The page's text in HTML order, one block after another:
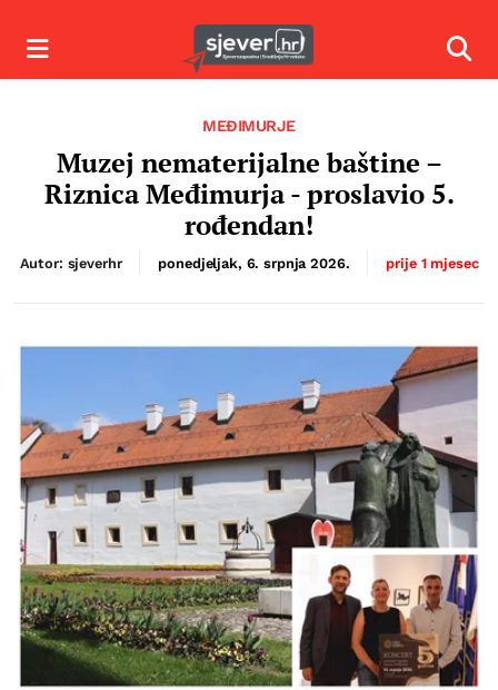
Izbornik
MEĐIMURJE
Muzej nematerijalne baštine –
Riznica Međimurja - proslavio 5.
rođendan!
Autor: sjeverhr ponedjeljak, 6. srpnja 2026. prije 1 mjesec